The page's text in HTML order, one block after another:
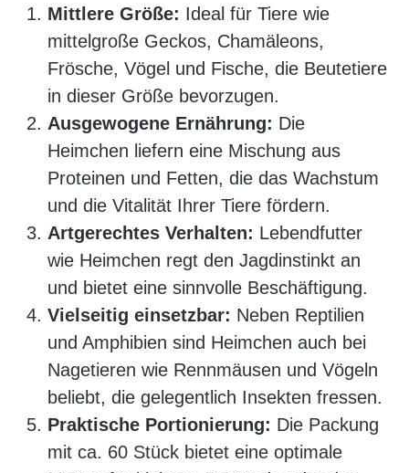
Mittlere Größe: Ideal für Tiere wie
mittelgroße Geckos, Chamäleons,
Frösche, Vögel und Fische, die Beutetiere
in dieser Größe bevorzugen.
Ausgewogene Ernährung: Die
Heimchen liefern eine Mischung aus
Proteinen und Fetten, die das Wachstum
und die Vitalität Ihrer Tiere fördern.
Artgerechtes Verhalten: Lebendfutter
wie Heimchen regt den Jagdinstinkt an
und bietet eine sinnvolle Beschäftigung.
Vielseitig einsetzbar: Neben Reptilien
und Amphibien sind Heimchen auch bei
Nagetieren wie Rennmäusen und Vögeln
beliebt, die gelegentlich Insekten fressen.
Praktische Portionierung: Die Packung
mit ca. 60 Stück bietet eine optimale